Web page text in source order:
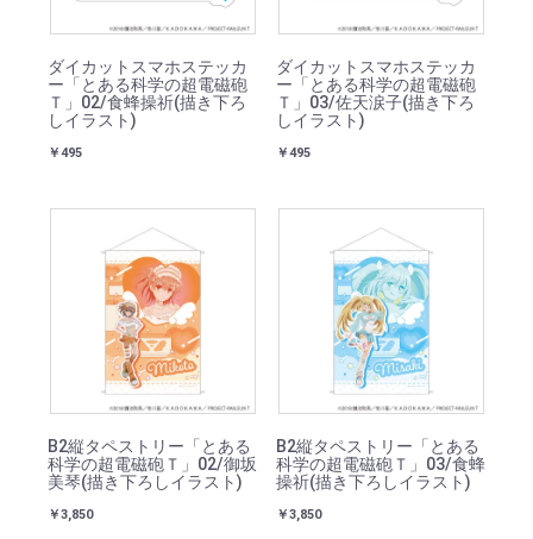
ダイカットスマホステッカ
ー「とある科学の超電磁砲
Ｔ」02/食蜂操祈(描き下ろ
しイラスト)
￥495
ダイカットスマホステッカ
ー「とある科学の超電磁砲
Ｔ」03/佐天涙子(描き下ろ
しイラスト)
￥495
B2縦タペストリー「とある
科学の超電磁砲Ｔ」02/御坂
美琴(描き下ろしイラスト)
￥3,850
B2縦タペストリー「とある
科学の超電磁砲Ｔ」03/食蜂
操祈(描き下ろしイラスト)
￥3,850